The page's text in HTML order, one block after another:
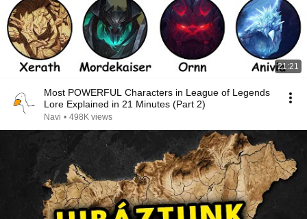
21:21
Most POWERFUL Characters in League of Legends
Lore Explained in 21 Minutes (Part 2)
Navi • 498K views